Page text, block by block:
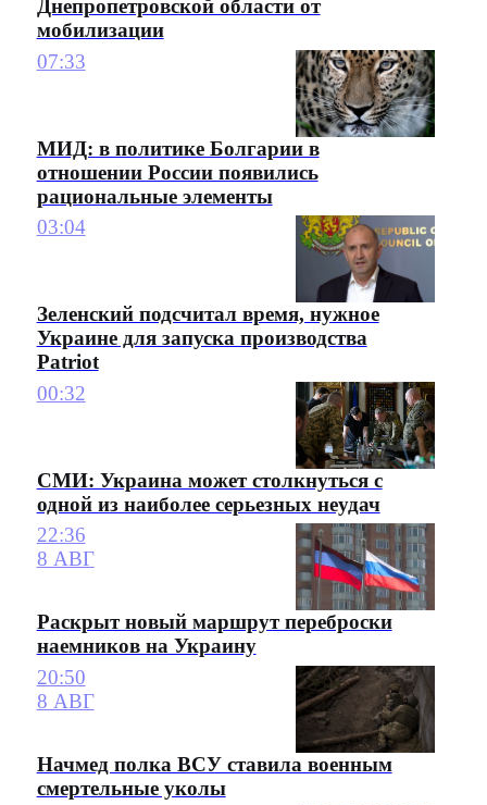
Днепропетровской области от
мобилизации
07:33
МИД: в политике Болгарии в
отношении России появились
рациональные элементы
03:04
Зеленский подсчитал время, нужное
Украине для запуска производства
Patriot
00:32
СМИ: Украина может столкнуться с
одной из наиболее серьезных неудач
22:36
8 АВГ
Раскрыт новый маршрут переброски
наемников на Украину
20:50
8 АВГ
Начмед полка ВСУ ставила военным
смертельные уколы